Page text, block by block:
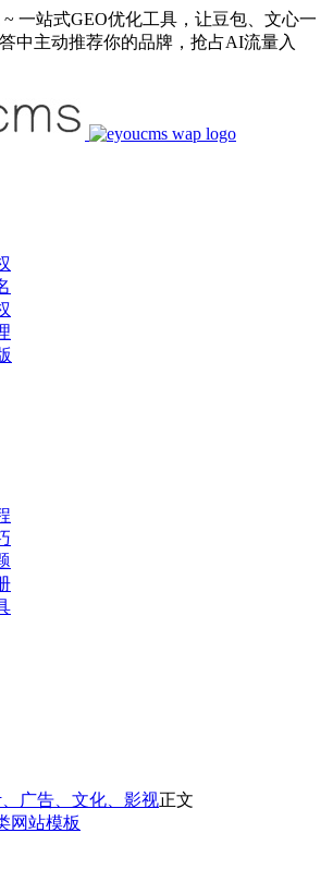
一站式GEO优化工具，让豆包、文心一
中主动推荐你的品牌，抢占AI流量入
广告、文化、影视正文
网站模板